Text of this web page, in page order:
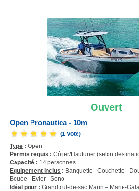
Ouvert
Open Pronautica - 10m
(1 Vote)
Type : Open
Permis requis : Côtier/Hauturier (selon
Capacité : 14 personnes
Equipement inclus : Banquette - Couchette -
Bouée - Evier - Sono
Idéal pour : Grand cul-de-sac Marin – Marie-